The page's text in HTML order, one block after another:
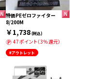
特価PEゼロファイター
8/200M
￥1,738(税込)
47ポイント（3％還元）
#アウトレット